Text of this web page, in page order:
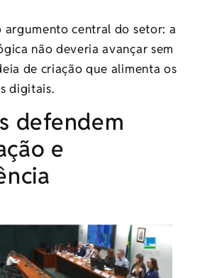
argumento central do setor: a
não deveria avançar sem
de criação que alimenta os
digitais.
defendem
e